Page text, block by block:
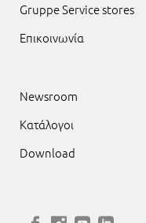
Gruppe Service stores
Επικοινωνία
Newsroom
Κατάλογοι
Download